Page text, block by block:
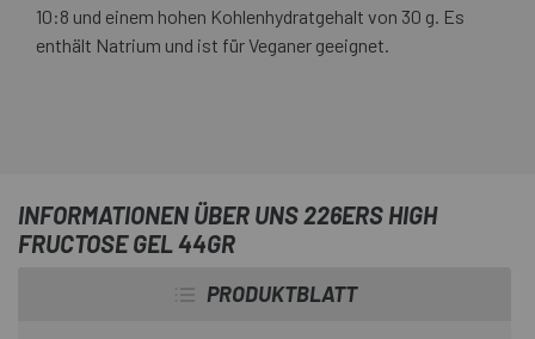
10:8 und einem hohen Kohlenhydratgehalt von 30 g. Es
enthält Natrium und ist für Veganer geeignet.
INFORMATIONEN ÜBER UNS 226ERS HIGH
FRUCTOSE GEL 44GR
PRODUKTBLATT